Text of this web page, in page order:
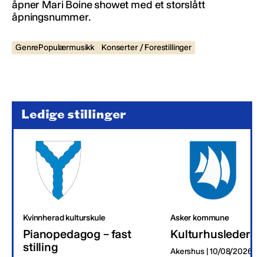
åpner Mari Boine showet med et storslått
åpningsnummer.
GenrePopulærmusikk Konserter / Forestillinger
Ledige stillinger
Kvinnherad kulturskule
Pianopedagog – fast
stilling
Asker kommune
Kulturhusleder
Akershus | 10/08/2026